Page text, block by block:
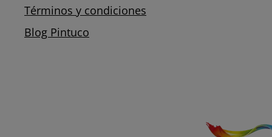
Términos y condiciones
Blog Pintuco